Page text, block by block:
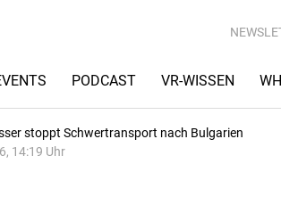
PODCAST VR-WISSEN
stoppt Schwertransport nach Bulgarien
14:19 Uhr